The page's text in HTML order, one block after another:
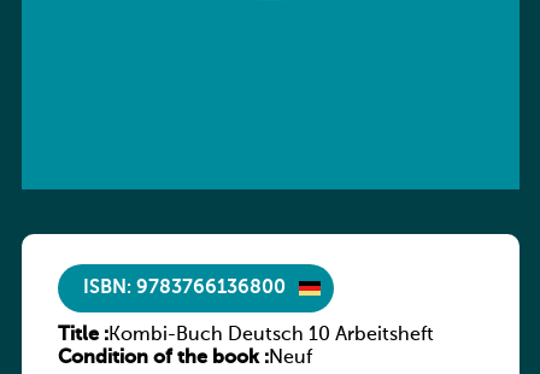
ISBN: 9783766136800
Title :Kombi-Buch Deutsch 10 Arbeitsheft
Condition of the book :Neuf